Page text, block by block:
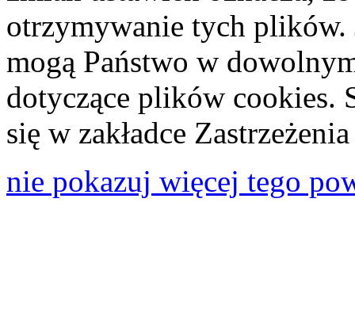
otrzymywanie tych plików.
mogą Państwo w
dotyczące plików cookies.
się w zakładce
nie pokazuj więcej tego